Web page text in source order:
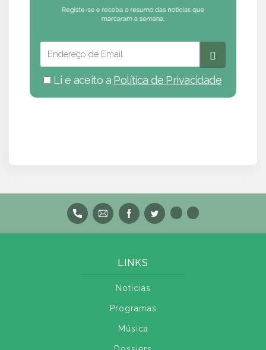
Li e aceito a Política de Privacidade
LINKS
Notícias
Programas
Música